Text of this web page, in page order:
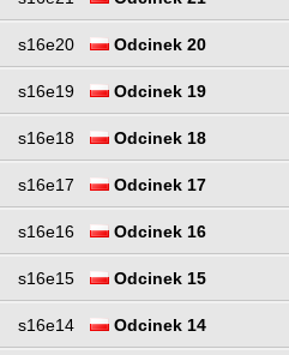
s16e20 Odcinek 20
s16e19 Odcinek 19
s16e18 Odcinek 18
s16e17 Odcinek 17
s16e16 Odcinek 16
s16e15 Odcinek 15
s16e14 Odcinek 14